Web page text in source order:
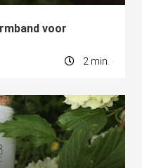
voor
2 min.